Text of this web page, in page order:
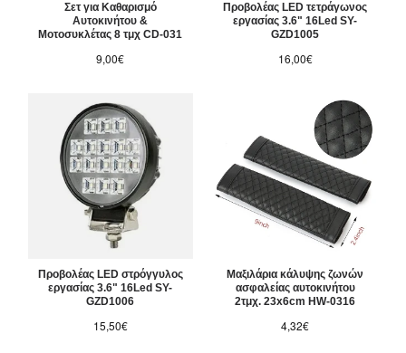
Σετ για Καθαρισμό
Αυτοκινήτου &
Μοτοσυκλέτας 8 τμχ CD-031
9,00€
Προβολέας LED τετράγωνος
εργασίας 3.6" 16Led SY-
GZD1005
16,00€
Προβολέας LED στρόγγυλος
εργασίας 3.6" 16Led SY-
GZD1006
15,50€
Μαξιλάρια κάλυψης ζωνών
ασφαλείας αυτοκινήτου
2τμχ. 23x6cm HW-0316
4,32€